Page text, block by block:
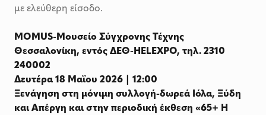
με ελεύθερη είσοδο.
MOMUS-Μουσείο Σύγχρονης Τέχνης
Θεσσαλονίκη, εντός ΔΕΘ-HELEXPO, τηλ. 2310
240002
Δευτέρα 18 Μαΐου 2026 | 12:00
Ξενάγηση στη μόνιμη συλλογή-δωρεά Ιόλα, Ξύδη
και Απέργη και στην περιοδική έκθεση «65+ Η